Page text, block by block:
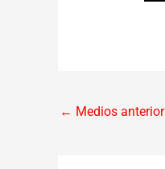
← Medios anterior